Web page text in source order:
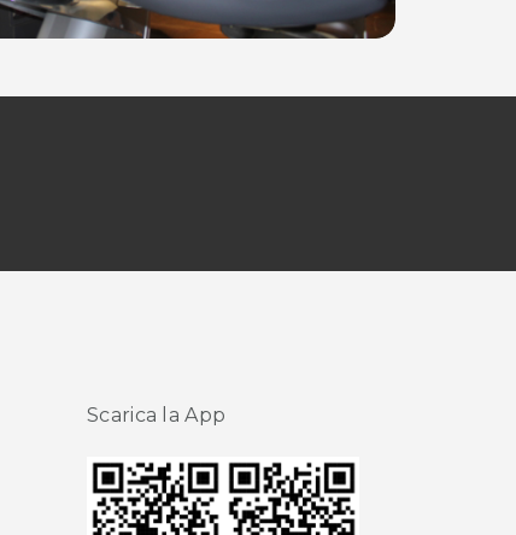
Scarica la App